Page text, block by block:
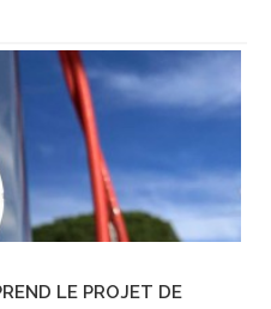
LE PROJET DE